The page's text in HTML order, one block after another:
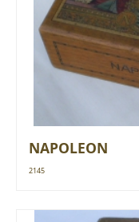
NAPOLEON
2145